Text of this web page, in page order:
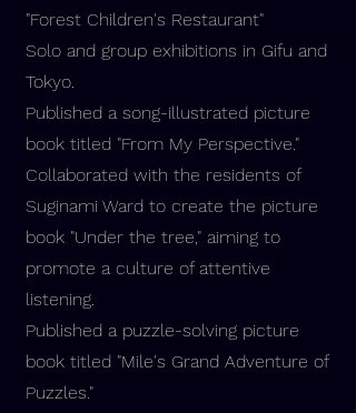
"Forest Children's Restaurant"
Solo and group exhibitions in Gifu and
Tokyo.
Published a song-illustrated picture
book titled "From My Perspective."
Collaborated with the residents of
Suginami Ward to create the picture
book "Under the tree," aiming to
promote a culture of attentive
listening.
Published a puzzle-solving picture
book titled "Mile's Grand Adventure of
Puzzles."